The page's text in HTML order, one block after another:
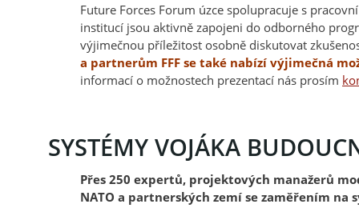
Future Forces Forum úzce spolupracuje s
institucí jsou aktivně zapojeni do odborného
výjimečnou příležitost osobně diskutovat
a partnerům FFF se také nabízí výjimečná
informací o možnostech prezentací nás prosím
SYSTÉMY VOJÁKA
Přes 250 expertů, projektových manažerů
NATO a partnerských zemí se zaměřením